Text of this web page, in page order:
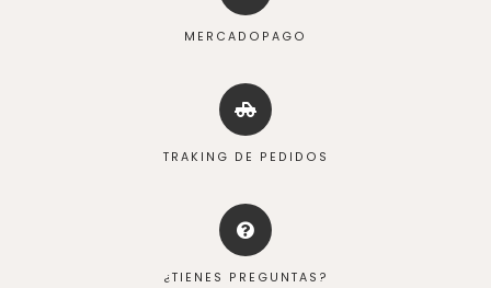
MERCADOPAGO
TRAKING DE PEDIDOS
¿TIENES PREGUNTAS?